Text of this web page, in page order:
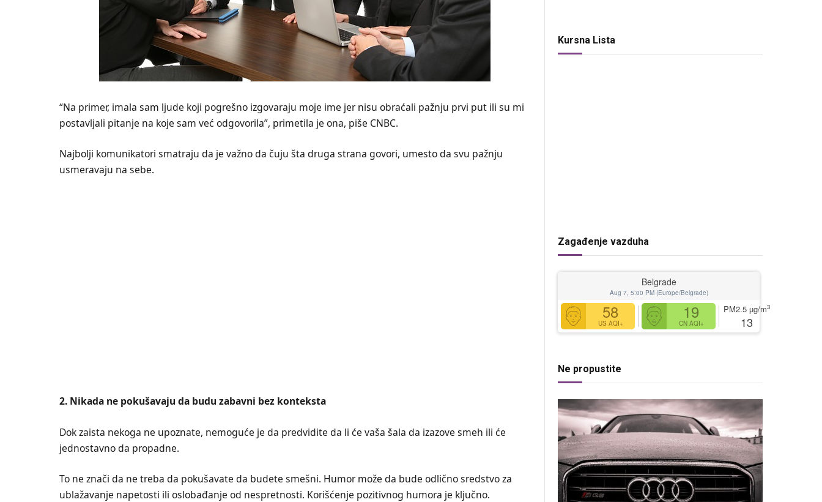
“Na primer, imala sam ljude koji pogrešno izgovaraju moje ime jer nisu obraćali pažnju prvi put ili su mi
postavljali pitanje na koje sam već odgovorila”, primetila je ona, piše CNBC.
Najbolji komunikatori smatraju da je važno da čuju šta druga strana govori, umesto da svu pažnju
usmeravaju na sebe.
2. Nikada ne pokušavaju da budu zabavni bez konteksta
Dok zaista nekoga ne upoznate, nemoguće je da predvidite da li će vaša šala da izazove smeh ili će
jednostavno da propadne.
To ne znači da ne treba da pokušavate da budete smešni. Humor može da bude odlično sredstvo za
ublažavanje napetosti ili oslobađanje od nespretnosti. Korišćenje pozitivnog humora je ključno.
Kursna Lista
Zagađenje vazduha
Belgrade
Aug 7, 5:00 PM (Europe/Belgrade)
58
US AQI+
19
CN AQI+
PM2.5 µg/m3
13
Ne propustite